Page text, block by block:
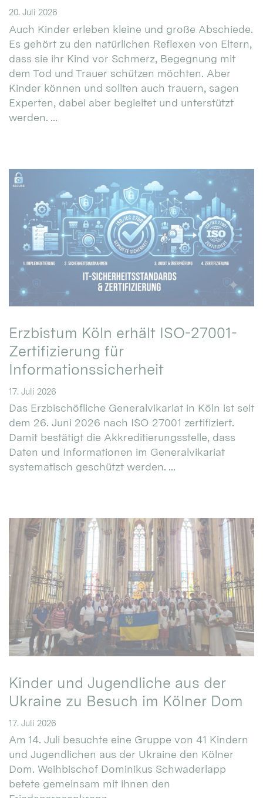
20. Juli 2026
Auch Kinder erleben kleine und große Abschiede.
Es gehört zu den natürlichen Reflexen von Eltern,
dass sie ihr Kind vor Schmerz, Begegnung mit
dem Tod und Trauer schützen möchten. Aber
Kinder können und sollten auch trauern, sagen
Experten, dabei aber begleitet und unterstützt
werden. ...
Erzbistum Köln erhält ISO-27001-
Zertifizierung für
Informationssicherheit
17. Juli 2026
Das Erzbischöfliche Generalvikariat in Köln ist seit
dem 26. Juni 2026 nach ISO 27001 zertifiziert.
Damit bestätigt die Akkreditierungsstelle, dass
Daten und Informationen im Generalvikariat
systematisch geschützt werden. ...
Kinder und Jugendliche aus der
Ukraine zu Besuch im Kölner Dom
17. Juli 2026
Am 14. Juli besuchte eine Gruppe von 41 Kindern
und Jugendlichen aus der Ukraine den Kölner
Dom. Weihbischof Dominikus Schwaderlapp
betete gemeinsam mit ihnen den